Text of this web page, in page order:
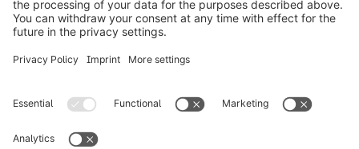
L’e-commerce sta cambiando e i rivenditori online
si trovano ad affrontare sfide sempre più
piattaforma online svolge un ruolo cruciale nel
sull'approccio headless commerce e su chi può